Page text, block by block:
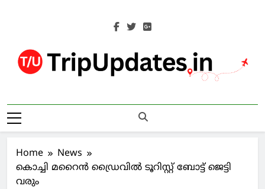
Trip Updates
Home
News
കൊച്ചി മറൈന്‍ ഡ്രൈവില്‍ ടൂറിസ്റ്റ് ബോട്ട് ജെട്ടി
വരും